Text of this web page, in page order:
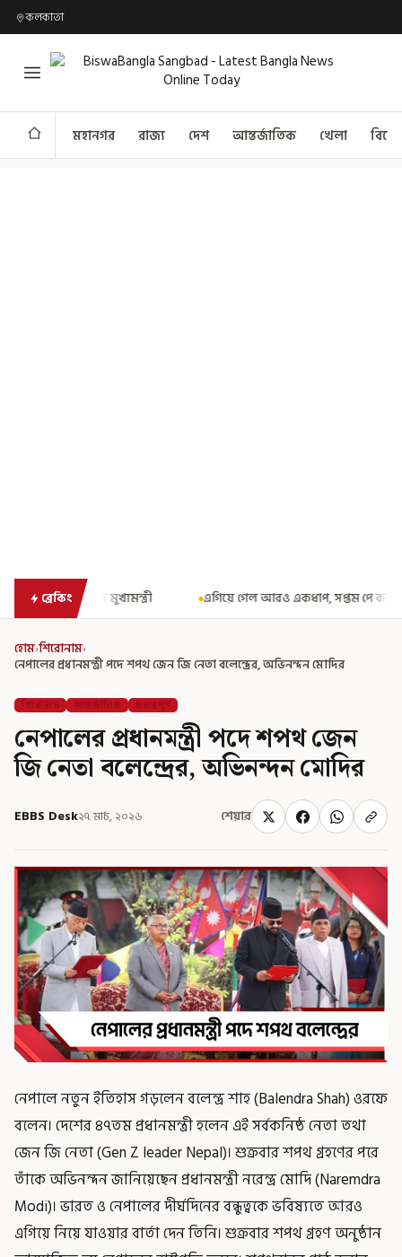
কলকাতা
মহানগর রাজ্য দেশ আন্তর্জাতিক খেলা
ব্রেকিং
এগিয়ে গেল আরও একধাপ, সপ্তম পে কমিশন গঠনের একাধিক শর্ত ঘোষণা
হোম›শিরোনাম›
নেপালের প্রধানমন্ত্রী পদে শপথ জেন জি নেতা বলেন্দ্রের, অভিনন্দন মোদির
শিরোনাম আন্তর্জাতিক গুরুত্বপূর্ণ
নেপালের প্রধানমন্ত্রী পদে শপথ জেন
জি নেতা বলেন্দ্রের, অভিনন্দন মোদির
EBBS Desk২৭ মার্চ, ২০২৬ শেয়ার
নেপালে নতুন ইতিহাস গড়লেন বলেন্দ্র শাহ (Balendra Shah) ওরফে
বলেন। দেশের ৪৭তম প্রধানমন্ত্রী হলেন এই সর্বকনিষ্ঠ নেতা তথা
জেন জি নেতা (Gen Z leader Nepal)। শুক্রবার শপথ গ্রহণের পরে
তাঁকে অভিনন্দন জানিয়েছেন প্রধানমন্ত্রী নরেন্দ্র মোদি (Naremdra
Modi)। ভারত ও নেপালের দীর্ঘদিনের বন্ধুত্বকে ভবিষ্যতে আরও
এগিয়ে নিয়ে যাওয়ার বার্তা দেন তিনি। শুক্রবার শপথ গ্রহণ অনুষ্ঠান